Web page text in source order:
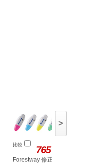
比較 765
Forestway 修正テープ
>